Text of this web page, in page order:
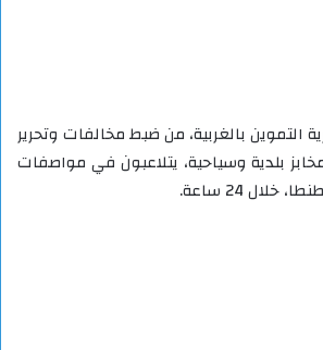
بالغربية، من ضبط مخالفات وتحرير
بلدية وسياحية، يتلاعبون في مواصفات
24 ساعة.